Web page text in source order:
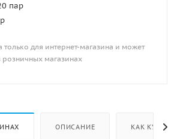
пар
только для интернет-магазина и может
розничных магазинах
ОПИСАНИЕ КАК КУПИТЬ